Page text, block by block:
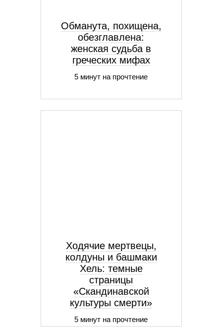
Обманута, похищена,
обезглавлена:
женская судьба в
греческих мифах
5 минут на прочтение
Ходячие мертвецы,
колдуны и башмаки
Хель: темные
страницы
«Скандинавской
культуры смерти»
5 минут на прочтение